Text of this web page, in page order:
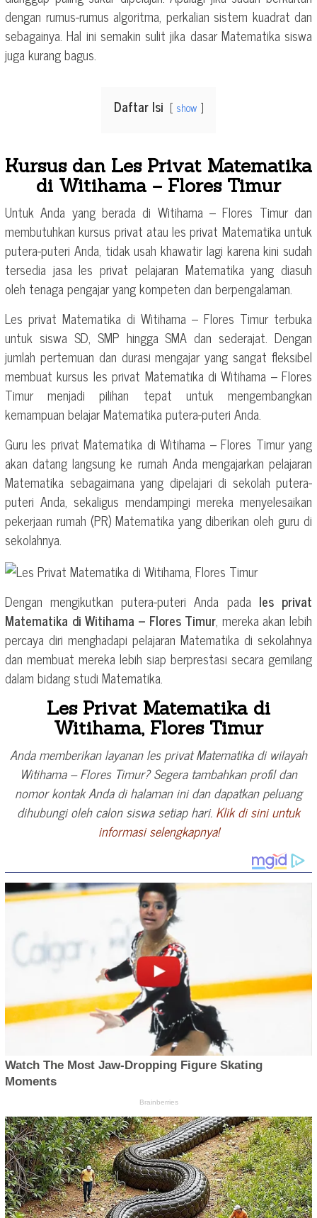
dengan rumus-rumus algoritma, perkalian sistem kuadrat dan
sebagainya. Hal ini semakin sulit jika dasar Matematika siswa
juga kurang bagus.
Daftar Isi show
Kursus dan Les Privat Matematika
di Witihama – Flores Timur
Untuk Anda yang berada di Witihama – Flores Timur dan
membutuhkan kursus privat atau les privat Matematika untuk
putera-puteri Anda, tidak usah khawatir lagi karena kini sudah
tersedia jasa les privat pelajaran Matematika yang diasuh
oleh tenaga pengajar yang kompeten dan berpengalaman.
Les privat Matematika di Witihama – Flores Timur terbuka
untuk siswa SD, SMP hingga SMA dan sederajat. Dengan
jumlah pertemuan dan durasi mengajar yang sangat fleksibel
membuat kursus les privat Matematika di Witihama – Flores
Timur menjadi pilihan tepat untuk mengembangkan
kemampuan belajar Matematika putera-puteri Anda.
Guru les privat Matematika di Witihama – Flores Timur yang
akan datang langsung ke rumah Anda mengajarkan pelajaran
Matematika sebagaimana yang dipelajari di sekolah putera-
puteri Anda, sekaligus mendampingi mereka menyelesaikan
pekerjaan rumah (PR) Matematika yang diberikan oleh guru di
sekolahnya.
Dengan mengikutkan putera-puteri Anda pada les privat
Matematika di Witihama – Flores Timur, mereka akan lebih
percaya diri menghadapi pelajaran Matematika di sekolahnya
dan membuat mereka lebih siap berprestasi secara gemilang
dalam bidang studi Matematika.
Les Privat Matematika di
Witihama, Flores Timur
Anda memberikan layanan les privat Matematika di wilayah
Witihama – Flores Timur? Segera tambahkan profil dan
nomor kontak Anda di halaman ini dan dapatkan peluang
dihubungi oleh calon siswa setiap hari. Klik di sini untuk
informasi selengkapnya!